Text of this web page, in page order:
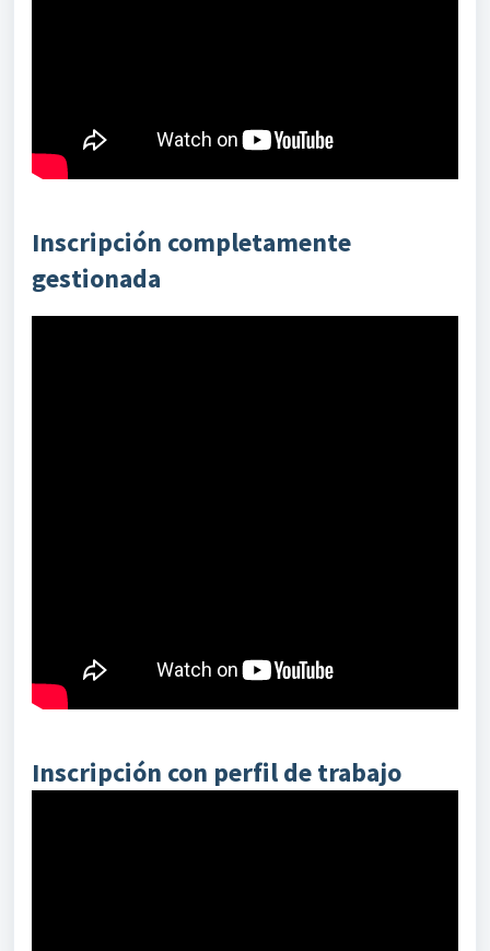
Inscripción completamente
gestionada
Inscripción con perfil de trabajo